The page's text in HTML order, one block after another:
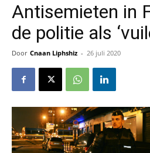
Antisemieten in
de politie als
Door Cnaan Liphshiz - 26 juli 2020